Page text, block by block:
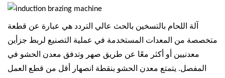
آلة اللحام بالتسخين بالحث عالي التردد هي عبارة عن قطعة
متخصصة من المعدات المستخدمة في عملية التصنيع لربط جزأين
معدنيين أو أكثر معًا عن طريق صهر وتدفق معدن الحشو في
المفصل. يتمتع معدن الحشو بنقطة انصهار أقل من قطع العمل